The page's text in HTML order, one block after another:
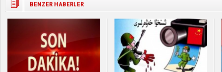
BENZER HABERLER